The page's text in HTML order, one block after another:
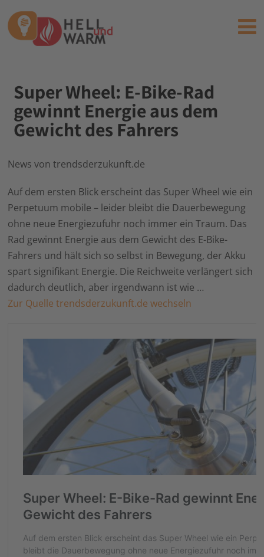
Super Wheel: E-Bike-Rad
gewinnt Energie aus dem
Gewicht des Fahrers
News von trendsderzukunft.de
Auf dem ersten Blick erscheint das Super Wheel wie ein
Perpetuum mobile – leider bleibt die Dauerbewegung
ohne neue Energiezufuhr noch immer ein Traum. Das
Rad gewinnt Energie aus dem Gewicht des E-Bike-
Fahrers und hält sich so selbst in Bewegung, der Akku
spart signifikant Energie. Die Reichweite verlängert sich
dadurch deutlich, aber irgendwann ist wie …
Zur Quelle trendsderzukunft.de wechseln